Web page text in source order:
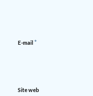
E-mail *
Site web